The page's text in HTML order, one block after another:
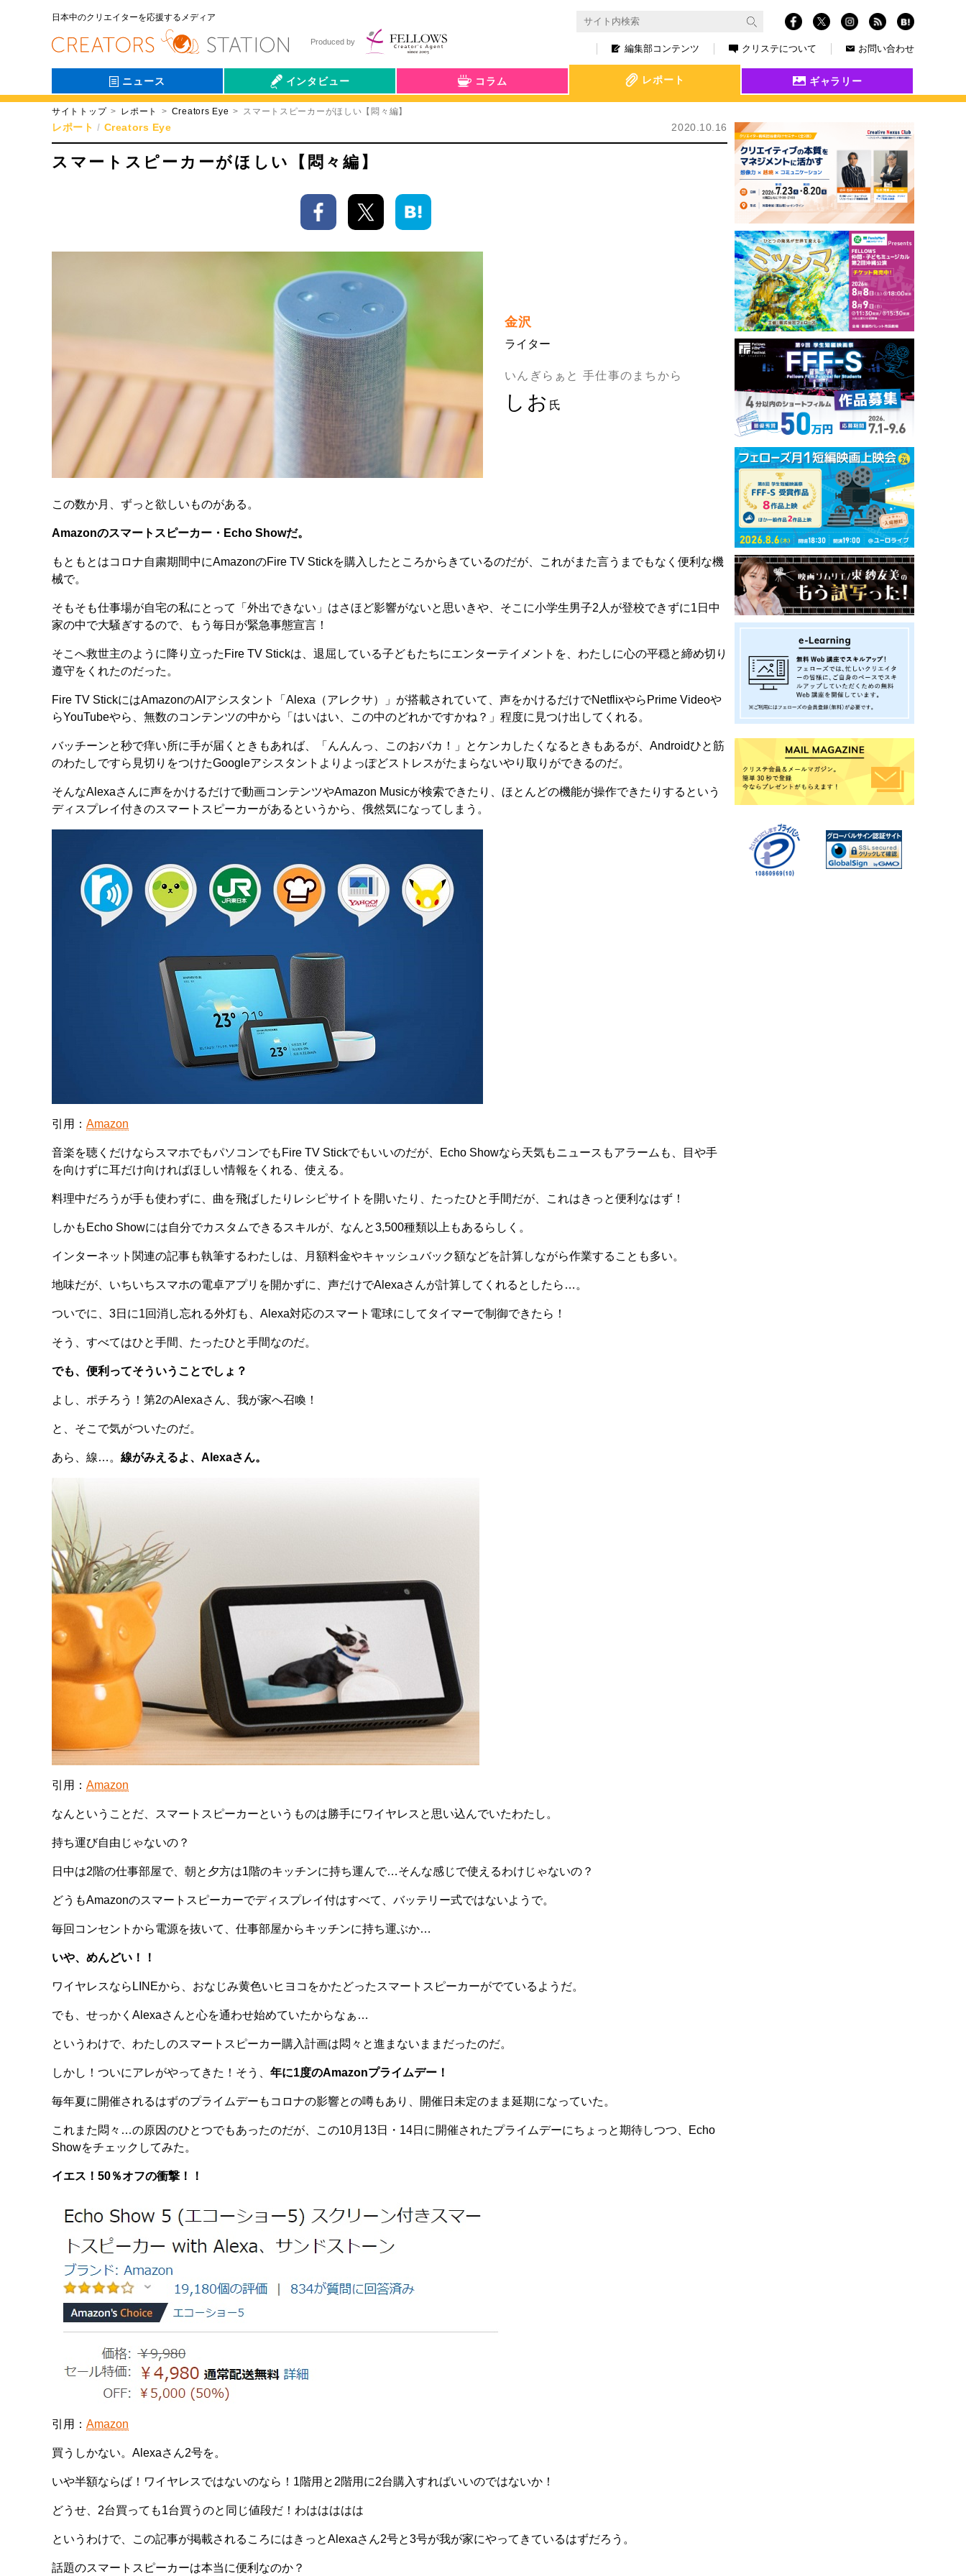
日本中のクリエイターを応援するメディア
編集部コンテンツ クリステについて お問い合わせ
Produced by
ニュース インタビュー
会社伝
コラム レポート ギャラリー
サイトトップ レポート Creators Eye スマートスピーカーがほしい【悶々編】
レポート Creators Eye 2020.10.16
スマートスピーカーがほしい【悶々編】
金沢
ライター
いんぎらぁと 手仕事のまちから
しお 氏
この数か月、ずっと欲しいものがある。
Amazonのスマートスピーカー・Echo Showだ。
もともとはコロナ自粛期間中にAmazonのFire TV Stickを購入したところからきているのだが、これがまた言うまでもなく便利な機
械で。
そもそも仕事場が自宅の私にとって「外出できない」はさほど影響がないと思いきや、そこに小学生男子2人が登校できずに1日中
家の中で大騒ぎするので、もう毎日が緊急事態宣言！
そこへ救世主のように降り立ったFire TV Stickは、退屈している子どもたちにエンターテイメントを、わたしに心の平穏と締め切り
遵守をくれたのだった。
Fire TV StickにはAmazonのAIアシスタント「Alexa（アレクサ）」が搭載されていて、声をかけるだけでNetflixやらPrime Videoや
らYouTubeやら、無数のコンテンツの中から「はいはい、この中のどれかですかね？」程度に見つけ出してくれる。
バッチーンと秒で痒い所に手が届くときもあれば、「んんんっ、このおバカ！」とケンカしたくなるときもあるが、Androidひと筋
のわたしですら見切りをつけたGoogleアシスタントよりよっぽどストレスがたまらないやり取りができるのだ。
そんなAlexaさんに声をかけるだけで動画コンテンツやAmazon Musicが検索できたり、ほとんどの機能が操作できたりするという
ディスプレイ付きのスマートスピーカーがあるというから、俄然気になってしまう。
引用： Amazon
音楽を聴くだけならスマホでもパソコンでもFire TV Stickでもいいのだが、Echo Showなら天気もニュースもアラームも、目や手
を向けずに耳だけ向ければほしい情報をくれる、使える。
料理中だろうが手も使わずに、曲を飛ばしたりレシピサイトを開いたり、たったひと手間だが、これはきっと便利なはず！
しかもEcho Showには自分でカスタムできるスキルが、なんと3,500種類以上もあるらしく。
インターネット関連の記事も執筆するわたしは、月額料金やキャッシュバック額などを計算しながら作業することも多い。
地味だが、いちいちスマホの電卓アプリを開かずに、声だけでAlexaさんが計算してくれるとしたら…。
ついでに、3日に1回消し忘れる外灯も、Alexa対応のスマート電球にしてタイマーで制御できたら！
そう、すべてはひと手間、たったひと手間なのだ。
でも、便利ってそういうことでしょ？
よし、ポチろう！第2のAlexaさん、我が家へ召喚！
と、そこで気がついたのだ。
あら、線…。 線がみえるよ、Alexaさん。
引用： Amazon
なんということだ、スマートスピーカーというものは勝手にワイヤレスと思い込んでいたわたし。
持ち運び自由じゃないの？
日中は2階の仕事部屋で、朝と夕方は1階のキッチンに持ち運んで…そんな感じで使えるわけじゃないの？
どうもAmazonのスマートスピーカーでディスプレイ付はすべて、バッテリー式ではないようで。
毎回コンセントから電源を抜いて、仕事部屋からキッチンに持ち運ぶか…
いや、めんどい！！
ワイヤレスならLINEから、おなじみ黄色いヒヨコをかたどったスマートスピーカーがでているようだ。
でも、せっかくAlexaさんと心を通わせ始めていたからなぁ…
というわけで、わたしのスマートスピーカー購入計画は悶々と進まないままだったのだ。
しかし！ついにアレがやってきた！そう、 年に1度のAmazonプライムデー！
毎年夏に開催されるはずのプライムデーもコロナの影響との噂もあり、開催日未定のまま延期になっていた。
これまた悶々…の原因のひとつでもあったのだが、この10月13日・14日に開催されたプライムデーにちょっと期待しつつ、Echo
Showをチェックしてみた。
イエス！50％オフの衝撃！！
引用： Amazon
買うしかない。Alexaさん2号を。
いや半額ならば！ワイヤレスではないのなら！1階用と2階用に2台購入すればいいのではないか！
どうせ、2台買っても1台買うのと同じ値段だ！わははははは
というわけで、この記事が掲載されるころにはきっとAlexaさん2号と3号が我が家にやってきているはずだろう。
話題のスマートスピーカーは本当に便利なのか？